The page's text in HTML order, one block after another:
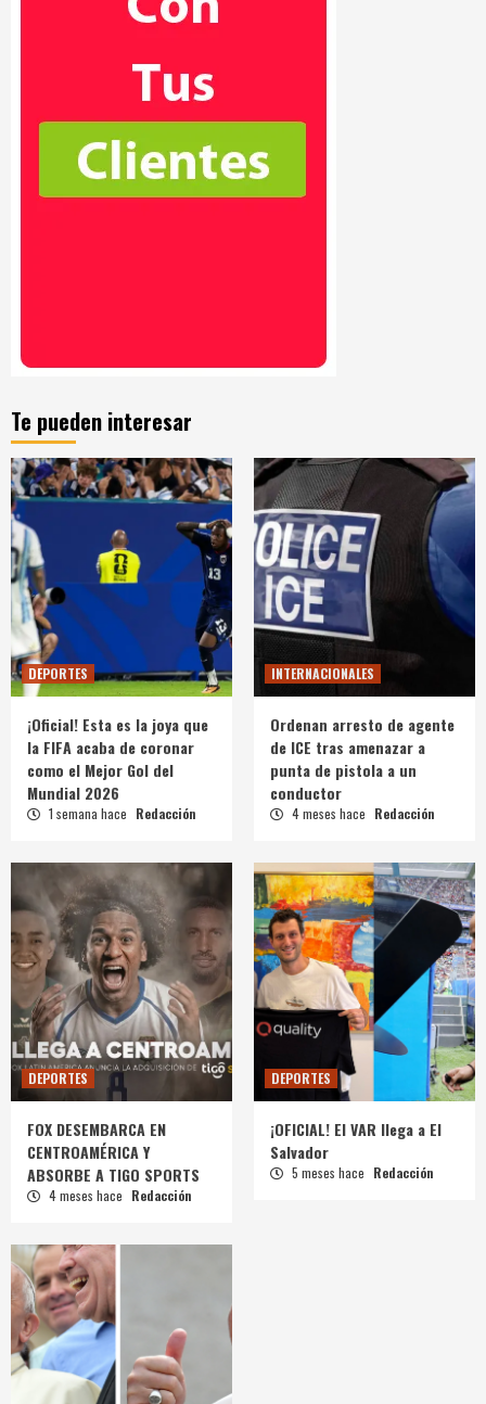
Te pueden interesar
DEPORTES
¡Oficial! Esta es la joya que
la FIFA acaba de coronar
como el Mejor Gol del
Mundial 2026
1 semana hace Redacción
INTERNACIONALES
Ordenan arresto de agente
de ICE tras amenazar a
punta de pistola a un
conductor
4 meses hace Redacción
DEPORTES
FOX DESEMBARCA EN
CENTROAMÉRICA Y
ABSORBE A TIGO SPORTS
4 meses hace Redacción
DEPORTES
¡OFICIAL! El VAR llega a El
Salvador
5 meses hace Redacción